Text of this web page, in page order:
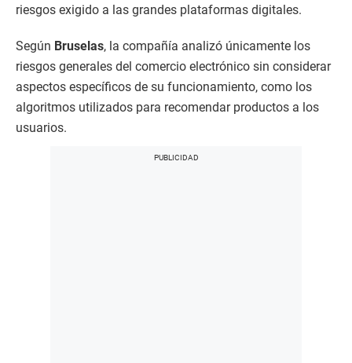
riesgos exigido a las grandes plataformas digitales.
Según Bruselas, la compañía analizó únicamente los
riesgos generales del comercio electrónico sin considerar
aspectos específicos de su funcionamiento, como los
algoritmos utilizados para recomendar productos a los
usuarios.